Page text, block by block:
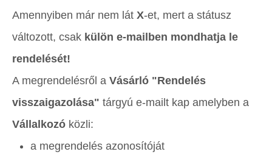
Amennyiben már nem lát X-et, mert a státusz
változott, csak külön e-mailben mondhatja le
rendelését!
A megrendelésről a Vásárló "Rendelés
visszaigazolása" tárgyú e-mailt kap amelyben a
Vállalkozó közli:
a megrendelés azonosítóját